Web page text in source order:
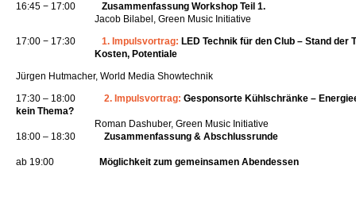
16:45 − 17:00 Zusammenfassung Workshop Teil 1.
Jacob Bilabel, Green Music Initiative
17:00 − 17:30 1. Impulsvortrag: LED Technik für den Club – Stand der
Kosten, Potentiale
Jürgen Hutmacher, World Media Showtechnik
17:30 – 18:00
2. Impulsvortrag: Gesponsorte Kühlschränke –
kein Thema?
Roman Dashuber, Green Music Initiative
18:00 – 18:30 Zusammenfassung & Abschlussrunde
ab 19:00 Möglichkeit zum gemeinsamen Abendessen